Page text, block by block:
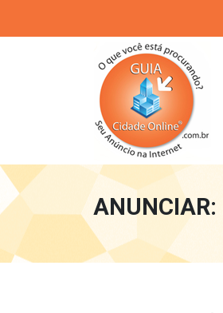
ANUNCIAR: